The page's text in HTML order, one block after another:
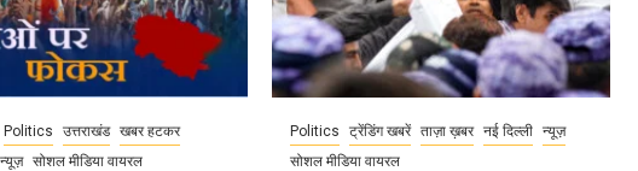
Politics उत्तराखंड खबर हटकर
न्यूज़ सोशल मीडिया वायरल
Politics ट्रेंडिंग खबरें ताज़ा ख़बर नई दिल्ली न्यूज़
सोशल मीडिया वायरल